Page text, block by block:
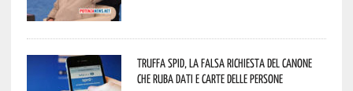
Truffa Spid, la falsa richiesta del canone
che ruba dati e carte delle persone